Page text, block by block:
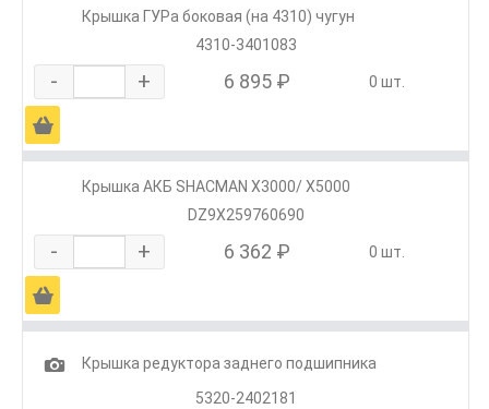
Крышка ГУРа боковая (на 4310) чугун
4310-3401083
- + 6 895 ₽ 0 шт.
Ä
Крышка АКБ SHACMAN X3000/ X5000
DZ9X259760690
- + 6 362 ₽ 0 шт.
Ä
1
Крышка редуктора заднего подшипника
5320-2402181